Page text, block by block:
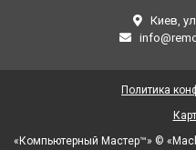
Киев,
«Компьютерный Мастер™» ©
Политика